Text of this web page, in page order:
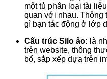
một tủ phân loại tài
quan với nhau. Thông
gì bạn tác động ở lớp
Cấu trúc Silo ảo: là
trên website, thông
bổ, sắp xếp dựa trên